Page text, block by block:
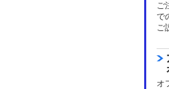
ご
で
ご
オ